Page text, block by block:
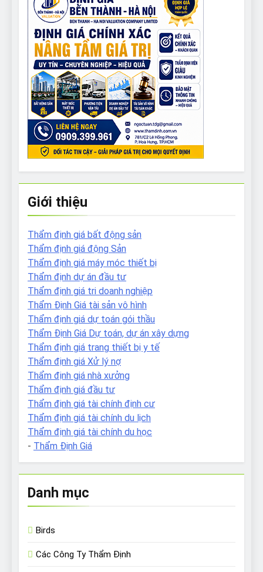
Giới thiệu
Thẩm định giá bất động sản
Thẩm định giá động Sản
Thẩm định giá máy móc thiết bị
Thẩm định dự án đầu tư
Thẩm định giá tri doanh nghiệp
Thẩm Định Giá tài sản vô hình
Thẩm định giá dự toán gói thầu
Thẩm Định Giá Dự toán, dự án xây dựng
Thẩm định giá trang thiết bị y tế
Thẩm định giá Xử lý nợ
Thẩm định giá nhà xưởng
Thẩm định giá đầu tư
Thẩm định giá tài chính định cư
Thẩm định giá tài chính du lịch
Thẩm định giá tài chính du học
- Thẩm Định Giá
Danh mục
Birds
Các Công Ty Thẩm Định